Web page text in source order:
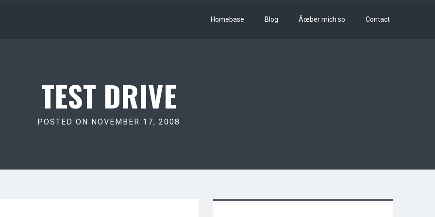
Homebase Blog Ãœber mich so Contact
TEST DRIVE
POSTED ON NOVEMBER 17, 2008